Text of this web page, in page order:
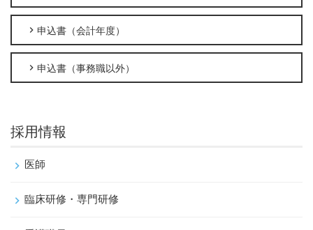
申込書（会計年度）
申込書（事務職以外）
採用情報
医師
臨床研修・専門研修